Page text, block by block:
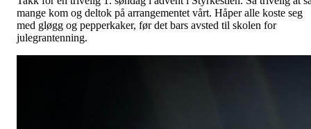
mange kom og deltok på arrangementet vårt. Håper alle koste seg
med gløgg og pepperkaker, før det bars avsted til skolen for
julegrantenning.